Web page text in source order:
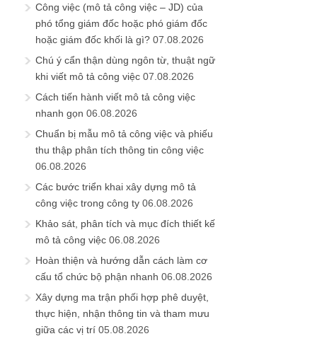
Công việc (mô tả công việc – JD) của
phó tổng giám đốc hoặc phó giám đốc
hoặc giám đốc khối là gì? 07.08.2026
Chú ý cẩn thận dùng ngôn từ, thuật ngữ
khi viết mô tả công việc 07.08.2026
Cách tiến hành viết mô tả công việc
nhanh gọn 06.08.2026
Chuẩn bị mẫu mô tả công việc và phiếu
thu thập phân tích thông tin công việc
06.08.2026
Các bước triển khai xây dựng mô tả
công việc trong công ty 06.08.2026
Khảo sát, phân tích và mục đích thiết kế
mô tả công việc 06.08.2026
Hoàn thiện và hướng dẫn cách làm cơ
cấu tổ chức bộ phận nhanh 06.08.2026
Xây dựng ma trận phối hợp phê duyệt,
thực hiện, nhận thông tin và tham mưu
giữa các vị trí 05.08.2026